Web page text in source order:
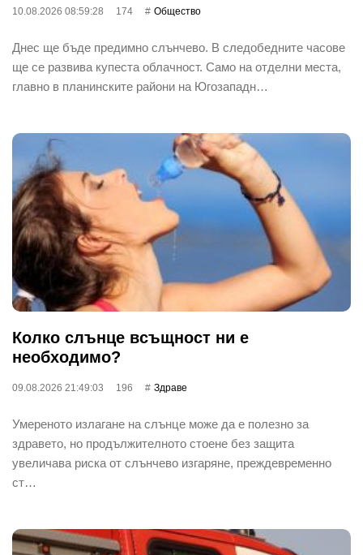
10.08.2026 08:59:28 174 Общество
Днес ще бъде предимно слънчево. В следобедните часове
ще се развива купеста облачност. Само на отделни места,
главно в планинските райони на Югозападн…
Колко слънце всъщност ни е
необходимо?
09.08.2026 21:49:03 196 Здраве
Умереното излагане на слънце може да е полезно за
здравето, но продължителното стоене без защита
увеличава риска от слънчево изгаряне, преждевременно
ст…